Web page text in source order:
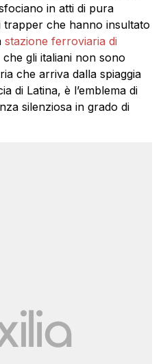
in atti di pura
trapper che hanno insultato
stazione ferroviaria di
gli italiani non sono
che arriva dalla spiaggia
di Latina, è l’emblema di
silenziosa in grado di